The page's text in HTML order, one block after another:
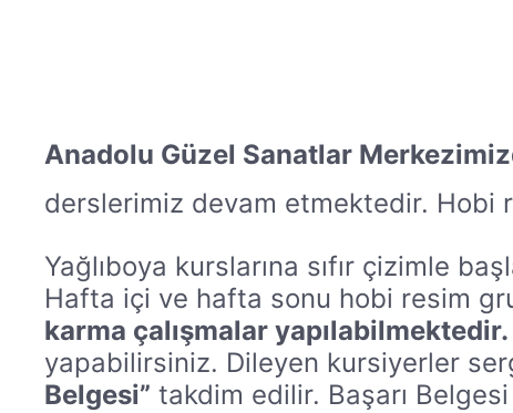
Anadolu Güzel Sanatlar
derslerimiz devam etmektedir. Hobi
Yağlıboya kurslarına sıfır çizimle
Hafta içi ve hafta sonu hobi resim
karma çalışmalar yapılabilmektedir.
yapabilirsiniz. Dileyen kursiyerler
Belgesi” takdim edilir. Başarı